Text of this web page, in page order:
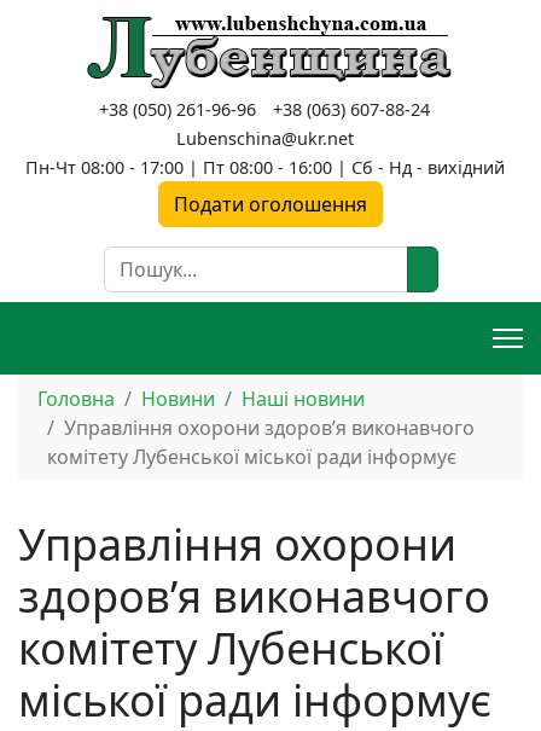
+38 (050) 261-96-96
+38 (063) 607-88-24
Lubenschina@ukr.net
Пн-Чт 08:00 - 17:00 | Пт 08:00 - 16:00 | Сб - Нд - вихідний
Подати оголошення
Пошук
Головна Новини
Наші новини
Управління охорони здоров’я виконавчого
комітету Лубенської міської ради інформує
Управління охорони
здоров’я виконавчого
комітету Лубенської
міської ради інформує